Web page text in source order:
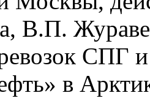
В.П.
СПГ
в